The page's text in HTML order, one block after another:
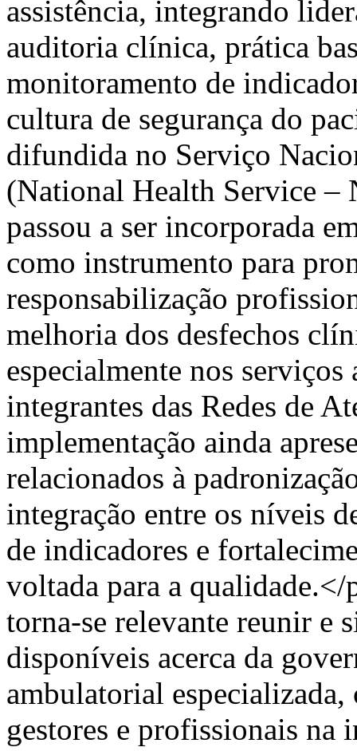
assistência, integrando
auditoria clínica, prática
monitoramento de
cultura de segurança do
difundida no Serviço
(National Health Service –
passou a ser incorporada
como instrumento para
responsabilização
melhoria dos desfechos
especialmente nos
integrantes das Redes de
implementação ainda
relacionados à
integração entre os níveis
de indicadores e
voltada para a
torna-se relevante reunir e
disponíveis acerca da
ambulatorial
gestores e profissionais na